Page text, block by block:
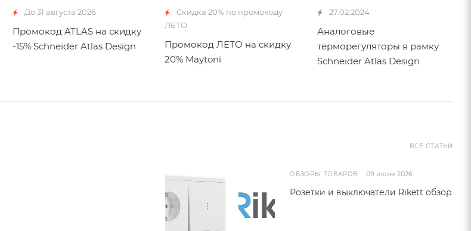
До 31 августа 2026
Промокод ATLAS на скидку
-15% Schneider Atlas Design
Скидка 20% по промокоду
ЛЕТО
Промокод ЛЕТО на скидку
20% Maytoni
27.02.2024
Аналоговые
терморегуляторы в рамку
Schneider Atlas Design
ВСЕ СТАТЬИ
ОБЗОРЫ ТОВАРОВ 09 июня 2026
Розетки и выключатели Rikett обзор